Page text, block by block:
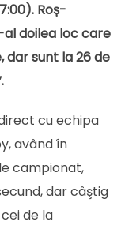
Roș-
doilea loc care
sunt la 26 de
cu echipa
având în
campionat,
dar câştig
de la